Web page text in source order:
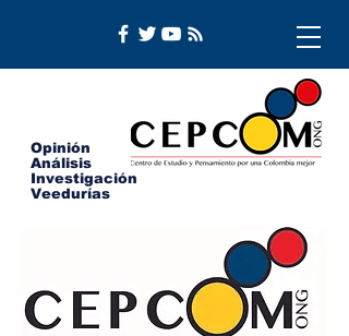
Opinión
Análisis
Investigación
Veedurías